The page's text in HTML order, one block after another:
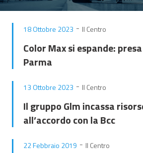
18 Ottobre 2023 - Il Centro
Color Max si espande:
Parma
13 Ottobre 2023 - Il Centro
Il gruppo Glm incassa
all’accordo con la Bcc
22 Febbraio 2019 - Il Centro